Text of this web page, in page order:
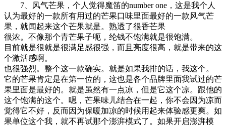
7、风气芒果，个人觉得魔笛的number one，这是我个人
认为最好的一款所有用过的芒果口味里面最好的一款风气芒
果，就闻起来这个芒果就是。熟透了很香芒果
很浓。不像那个青芒果子呃，纶钱不饱满就是很饱满。
目前就是很就是很满足感很强，而且亮度很高，就是带来的这
个激活感啊。
也很强烈。整个这一款确实。就是如果我排的话，我这个。
它的芒果肯定是在第一位的，这也是各个品牌里面我试过的芒
果里面是最好的。就是虽然有一点凉，但是它这个凉。跟他的
这个饱满的这个。嗯，芒果味儿结合在一起，你不会因为凉而
觉得它不好，反而因为保暖加凉的时候用起来体验感更爽。如
果单位这个我，就不再试那个澎湃模式了。如果开启澎湃模